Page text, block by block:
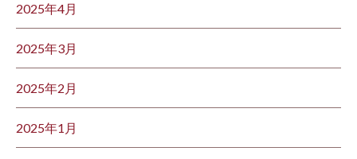
2025年4月
2025年3月
2025年2月
2025年1月